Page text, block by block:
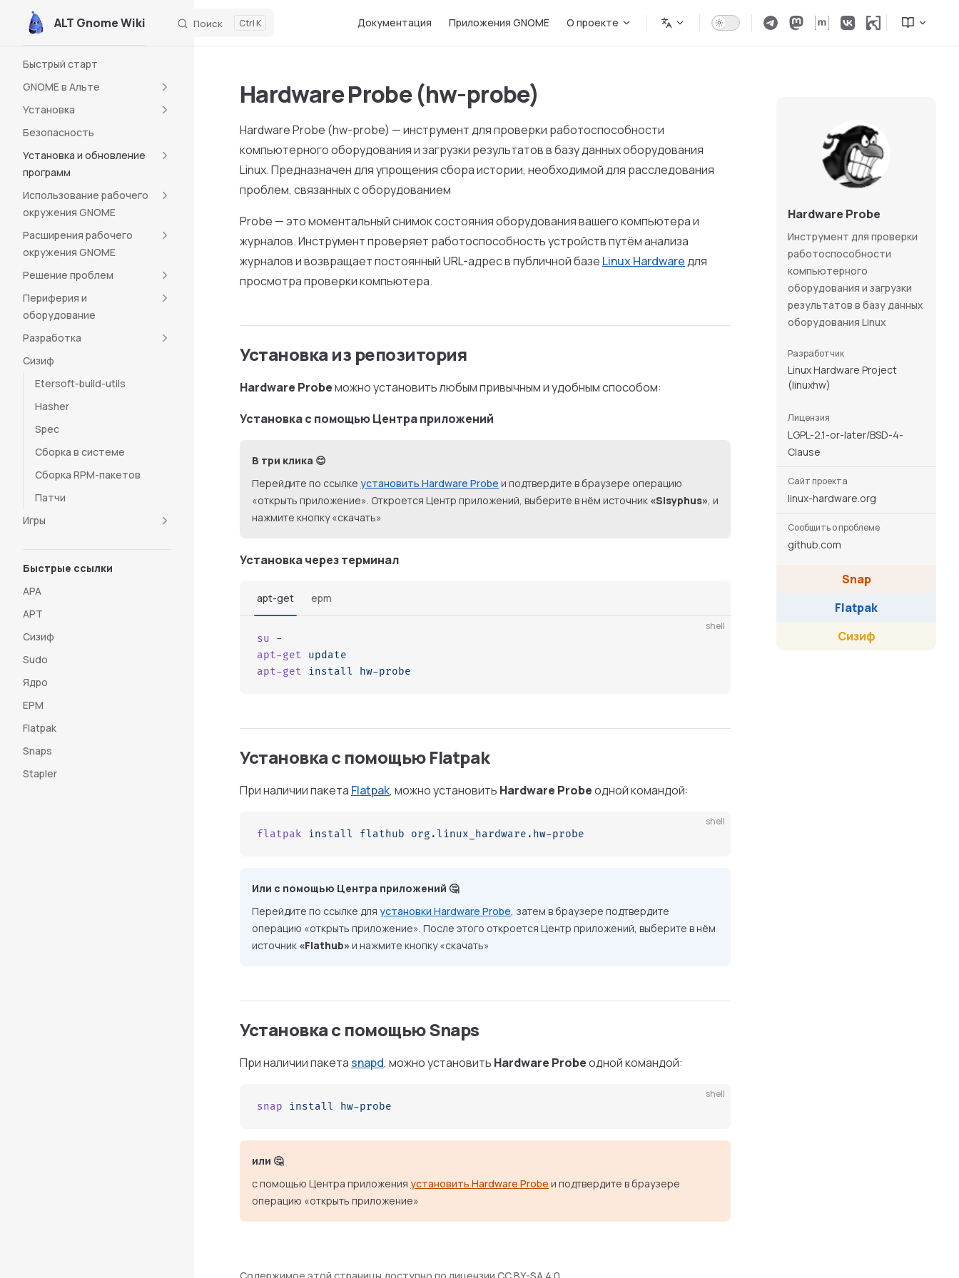
Skip to content
ALT Gnome Wiki Поиск K Документация Приложения GNOME О проекте
Быстрый старт
GNOME в Альте
Установка
Безопасность
Установка и обновление
программ
Использование рабочего
окружения GNOME
Расширения рабочего
окружения GNOME
Решение проблем
Периферия и
оборудование
Разработка
Cизиф
Etersoft-build-utils
Hasher
Spec
Сборка в системе
Сборка RPM-пакетов
Патчи
Игры
Быстрые ссылки
APA
APT
Сизиф
Sudo
Ядро
EPM
Flatpak
Snaps
Stapler
Hardware Probe
Инструмент для проверки
работоспособности
компьютерного
оборудования и загрузки
результатов в базу данных
оборудования Linux
Разработчик
Linux Hardware Project
(linuxhw)
Лицензия
LGPL-2.1-or-later/BSD-4-
Clause
Сайт проекта
linux-hardware.org
Сообщить о проблеме
github.com
Snap
Flatpak
Сизиф
Hardware Probe (hw-probe)
Hardware Probe (hw-probe) — инструмент для проверки работоспособности
компьютерного оборудования и загрузки результатов в базу данных оборудования
Linux. Предназначен для упрощения сбора истории, необходимой для расследования
проблем, связанных с оборудованием
Probe — это моментальный снимок состояния оборудования вашего компьютера и
журналов. Инструмент проверяет работоспособность устройств путём анализа
журналов и возвращает постоянный URL-адрес в публичной базе Linux Hardwareдля
просмотра проверки компьютера.
Установка из репозитория
Hardware Probeможно установить любым привычным и удобным способом:
Установка с помощью Центра приложений
В три клика 😊
Перейдите по ссылке установить Hardware Probe и подтвердите в браузере операцию
«открыть приложение». Откроется Центр приложений, выберите в нём источник «Sisyphus», и
нажмите кнопку «скачать»
Установка через терминал
apt-get epm
shell
su -
apt-get update
apt-get install hw-probe
Установка c помощью Flatpak
При наличии пакета Flatpak, можно установить Hardware Probeодной командой:
shell
flatpak install flathub org.linux_hardware.hw-probe
Или с помощью Центра приложений 🤔
Перейдите по ссылке для установки Hardware Probe, затем в браузере подтвердите
операцию «открыть приложение». После этого откроется Центр приложений, выберите в нём
источник «Flathub» и нажмите кнопку «скачать»
Установка с помощью Snaps
При наличии пакета snapd, можно установить Hardware Probeодной командой:
shell
snap install hw-probe
или 🤔
с помощью Центра приложения установить Hardware Probe и подтвердите в браузере
операцию «открыть приложение»